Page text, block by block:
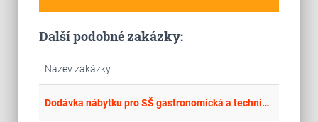
Další podobné zakázky:
Název zakázky
Dodávka nábytku pro SŠ gastronomická a technická Žamberk